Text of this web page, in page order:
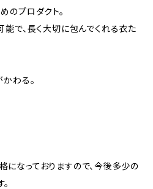
のプロダクト。
能で、長く大切に包んでくれる衣た
わる。
なっておりますので、今後多少の